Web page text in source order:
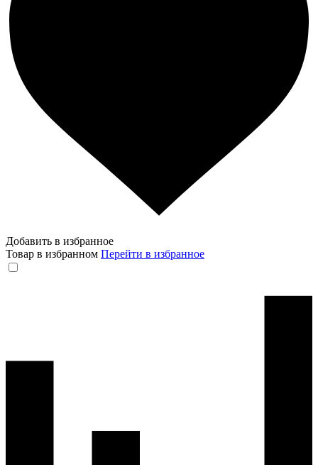
Добавить в избранное
Товар в избранном Перейти в избранное